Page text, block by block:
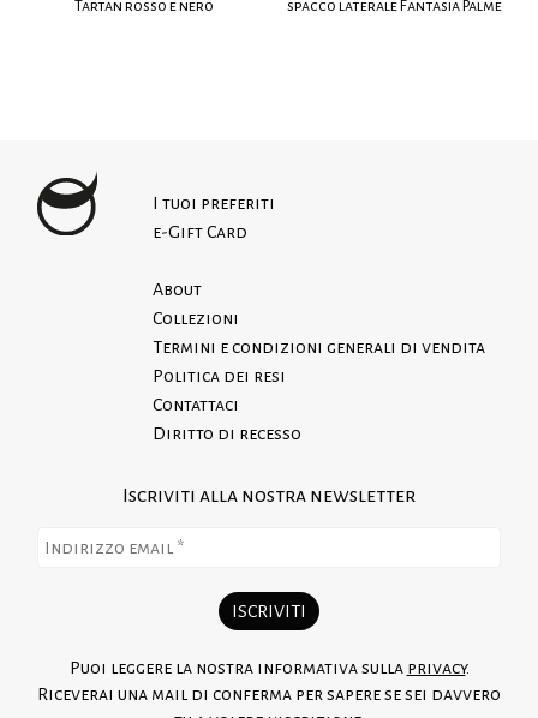
Tartan rosso e nero
spacco laterale Fantasia Palme
I tuoi preferiti
e-Gift Card
About
Collezioni
Termini e condizioni generali di vendita
Politica dei resi
Contattaci
Diritto di recesso
Iscriviti alla nostra newsletter
Puoi leggere la nostra informativa sulla privacy.
Riceverai una mail di conferma per sapere se sei davvero